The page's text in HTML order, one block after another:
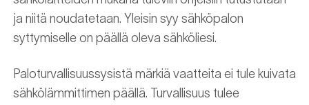
ja niitä noudatetaan. Yleisin syy sähköpalon
syttymiselle on päällä oleva sähköliesi.
Paloturvallisuussysistä märkiä vaatteita ei tule kuivata
sähkölämmittimen päällä. Turvallisuus tulee